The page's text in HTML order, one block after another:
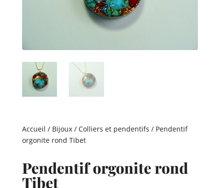
Accueil / Bijoux/ Colliers et pendentifs / Pendentif
orgonite rond Tibet
Pendentif orgonite rond
Tibet